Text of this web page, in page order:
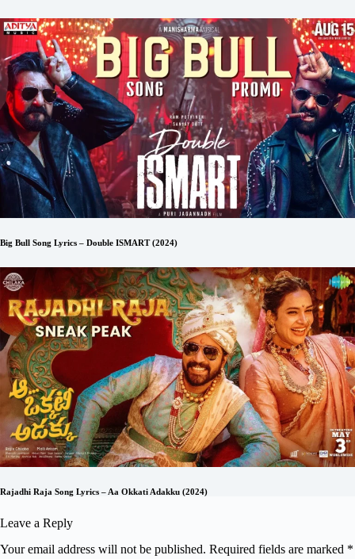
Big Bull Song Lyrics – Double ISMART (2024)
Rajadhi Raja Song Lyrics – Aa Okkati Adakku (2024)
Leave a Reply
Your email address will not be published. Required fields are marked *